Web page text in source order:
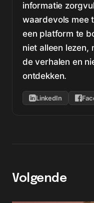
informatie
waardevols mee
een platform te
niet alleen lezen,
de verhalen en
ontdekken.
LinkedIn
Volgende